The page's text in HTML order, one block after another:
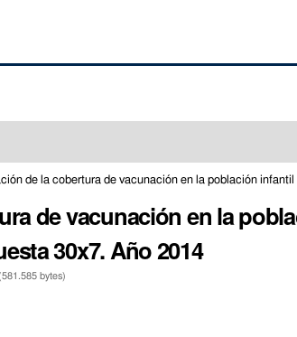
de la cobertura de vacunación en la población
de vacunación en la
30x7. Año 2014
bytes)